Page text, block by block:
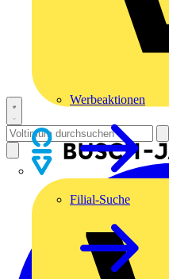
Werbeaktionen
Filial-Suche